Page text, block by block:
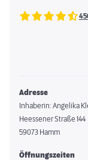
Adresse
Inhaberin: Angelika
Heessener Straße 144
59073 Hamm
Öffnungszeiten